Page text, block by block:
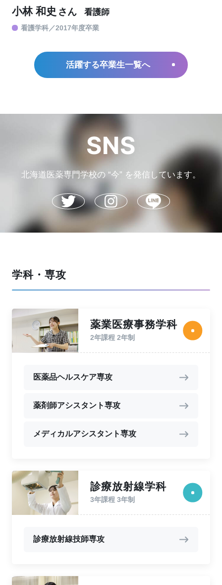
小林 和史 さん 看護師
看護学科 2017年度卒業
活躍する卒業生一覧へ
SNS
北海道医薬専門学校の “今” を発信しています。
学科・専攻
薬業医療事務学科
2年課程 2年制
医薬品ヘルスケア専攻
薬剤師アシスタント専攻
メディカルアシスタント専攻
診療放射線学科
3年課程 3年制
診療放射線技師専攻